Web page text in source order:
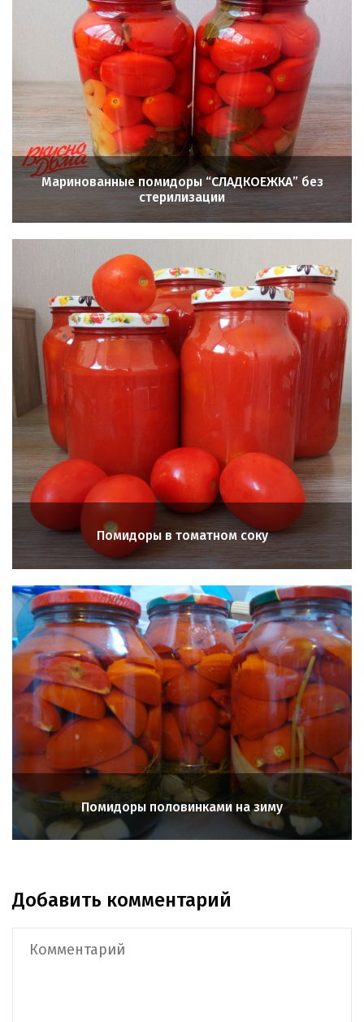
Маринованные помидоры “СЛАДКОЕЖКА” без
стерилизации
Помидоры в томатном соку
Помидоры половинками на зиму
Добавить комментарий